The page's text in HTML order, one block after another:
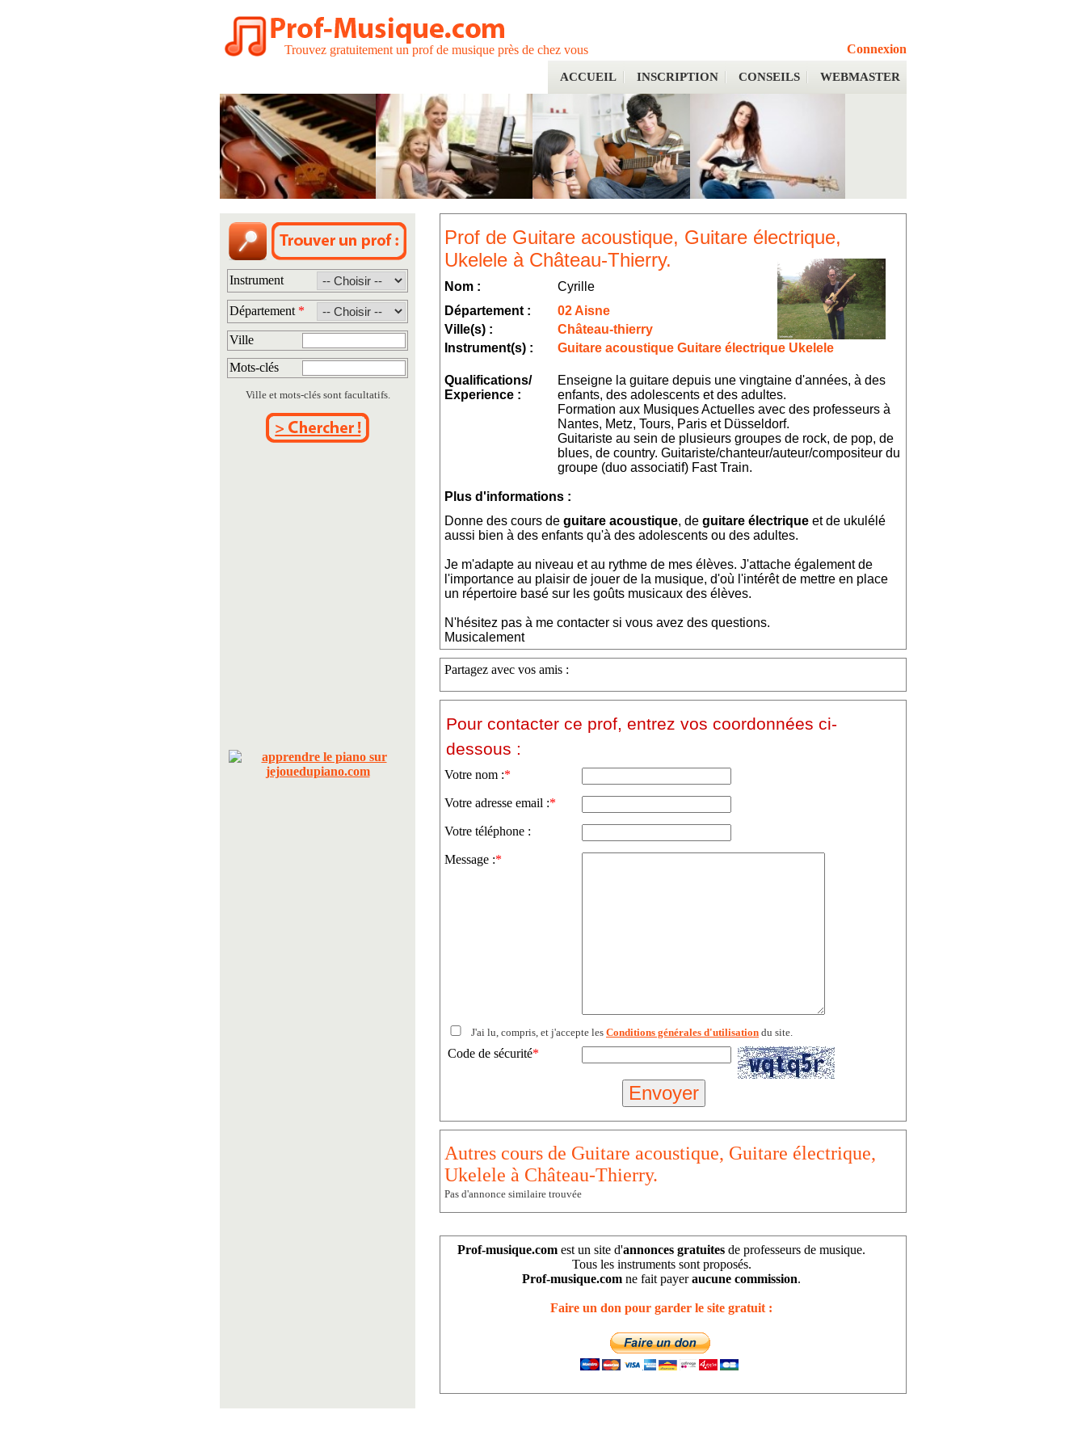
Trouvez gratuitement un prof de musique près de chez vous Connexion
ACCUEIL INSCRIPTION CONSEILS WEBMASTER
Instrument
Département *
Ville
Mots-clés
Ville et mots-clés sont facultatifs.
Prof de Guitare acoustique, Guitare électrique,
Ukelele à Château-Thierry.
Nom :
Cyrille
Département :
02 Aisne
Ville(s) :
Château-thierry
Instrument(s) :
Guitare acoustique Guitare électrique Ukelele
Qualifications/
Experience :
Enseigne la guitare depuis une vingtaine d'années, à des
enfants, des adolescents et des adultes.
Formation aux Musiques Actuelles avec des professeurs à
Nantes, Metz, Tours, Paris et Düsseldorf.
Guitariste au sein de plusieurs groupes de rock, de pop, de
blues, de country. Guitariste/chanteur/auteur/compositeur du
groupe (duo associatif) Fast Train.
Plus d'informations :
Donne des cours de guitare acoustique, de guitare électrique et de ukulélé
aussi bien à des enfants qu'à des adolescents ou des adultes.
Je m'adapte au niveau et au rythme de mes élèves. J'attache également de
l'importance au plaisir de jouer de la musique, d'où l'intérêt de mettre en place
un répertoire basé sur les goûts musicaux des élèves.
N'hésitez pas à me contacter si vous avez des questions.
Musicalement
Partagez avec vos amis :
Pour contacter ce prof, entrez vos coordonnées ci-
dessous :
Votre nom :*
Votre adresse email :*
Votre téléphone :
Message :*
J'ai lu, compris, et j'accepte les Conditions générales d'utilisation du site.
Code de sécurité*
Autres cours de Guitare acoustique, Guitare électrique,
Ukelele à Château-Thierry.
Pas d'annonce similaire trouvée
Prof-musique.com est un site d'annonces gratuites de professeurs de musique.
Tous les instruments sont proposés.
Prof-musique.com ne fait payeraucune commission.
Faire un don pour garder le site gratuit :